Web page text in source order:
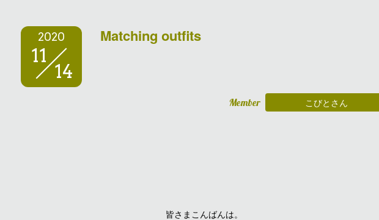
2020
11
14
Matching outfits
Member こびとさん
皆さまこんばんは。